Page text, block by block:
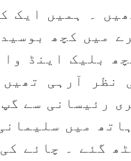
۔ ہمیں ایک
میں کچھ
بلیک اینڈ
نظر آرہی
رئیسانی سے
میں
گئے ۔ چائے